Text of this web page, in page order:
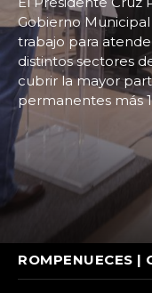
Gobierno
trabajo para
distintos sectores
cubrir la mayor
permanentes más
ROMPENUECES |